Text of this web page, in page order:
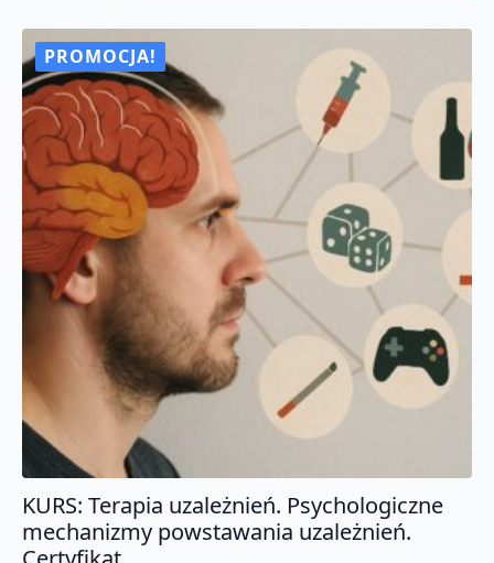
150.00 zł.
59.00 zł.
rozkładów
kart
z
interpretacją.
Certyfikat
PROMOCJA!
KURS: Terapia uzależnień. Psychologiczne
mechanizmy powstawania uzależnień.